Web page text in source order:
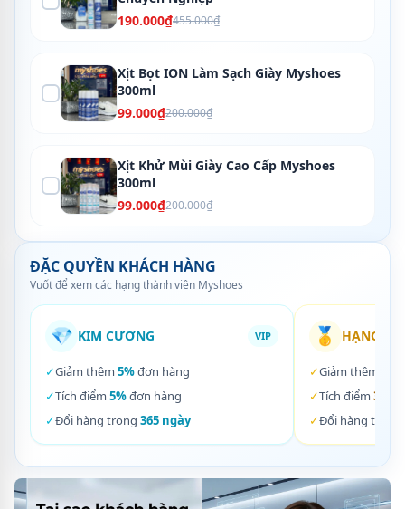
190.000₫455.000₫
Xịt Bọt ION Làm Sạch Giày Myshoes
300ml
99.000₫200.000₫
Xịt Khử Mùi Giày Cao Cấp Myshoes
300ml
99.000₫200.000₫
ĐẶC QUYỀN KHÁCH HÀNG
Vuốt để xem các hạng thành viên Myshoes
💎 KIM CƯƠNG VIP
✓Giảm thêm 5%đơn hàng
✓Tích điểm 5%đơn hàng
✓Đổi hàng trong 365 ngày
🥇 HẠNG
✓Giảm thêm
✓Tích điểm 3%
✓Đổi hàng trong